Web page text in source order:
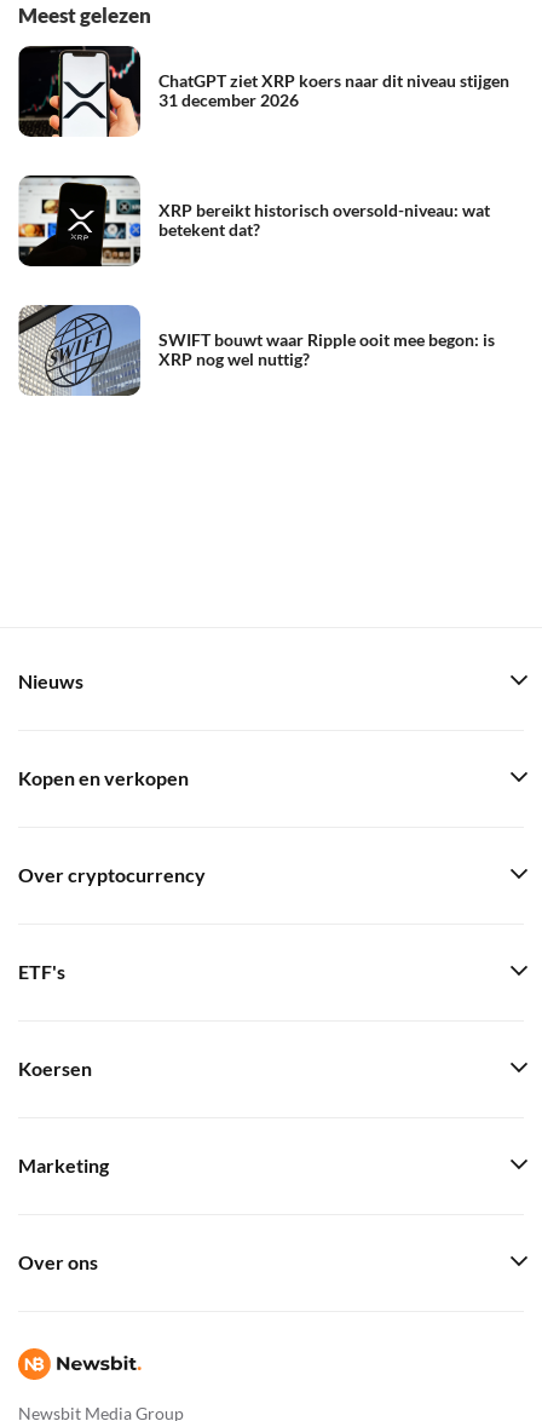
Meest gelezen
ChatGPT ziet XRP koers naar dit niveau stijgen
31 december 2026
XRP bereikt historisch oversold-niveau: wat
betekent dat?
SWIFT bouwt waar Ripple ooit mee begon: is
XRP nog wel nuttig?
Newsbit Media Group
Nieuws
Kopen en verkopen
Over cryptocurrency
ETF's
Koersen
Marketing
Over ons